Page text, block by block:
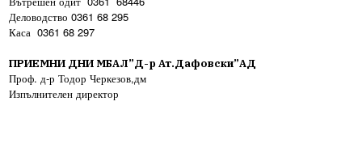
Деловодство 0361 68 295
Каса 0361 68 297
ПРИЕМНИ ДНИ МБАЛ”Д-р Ат.Дафовски”АД
Проф. д-р Тодор Черкезов,дм
Изпълнителен директор